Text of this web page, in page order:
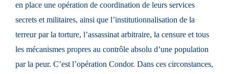
en place une opération de coordination de leurs services
secrets et militaires, ainsi que l’institutionnalisation de la
terreur par la torture, l’assassinat arbitraire, la censure et tous
les mécanismes propres au contrôle absolu d’une population
par la peur. C’est l’opération Condor. Dans ces circonstances,